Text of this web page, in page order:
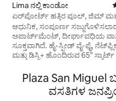
Lima ನಲ್ಲಿ ಕಾಂಡೋ
ಏರ್‌ಪೋರ್ಟ್ ಹತ್ತಿರ ಪೂಲ್, ಜಿಮ್
ಹೊಂದಿರುವ ಆರಾಮದಾಯಕ ಫ್ಲಾಟ್
ಆಧುನಿಕ, ಸಂಪೂರ್ಣ
ಅಪಾರ್ಟ್‌ಮೆಂಟ್, ದೀರ್ಘಾವಧಿಯ
ಸೂಕ್ತವಾಗಿದೆ. ಹೈ-ಸ್ಪೀಡ್ ವೈ-ಫೈ,
ಮತ್ತು ಡಿಸ್ನಿ+ ಹೊಂದಿರುವ 65”
ಸಂಪೂರ್ಣ ಸುಸಜ್ಜಿತ ಅಡುಗೆಮನೆ,
ಡ್ರೈಯರ್, ಡಬಲ್ ಬೆಡ್ ಮತ್ತು
ಹೊಂದಿದೆ. ಕಟ್ಟಡವು ಈಜುಕೊಳ, ಜಿಮ್
Plaza San
ವಸತಿಗಳ